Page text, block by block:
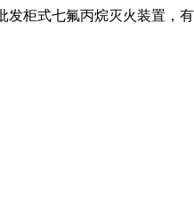
柜式七氟丙烷灭火装置，